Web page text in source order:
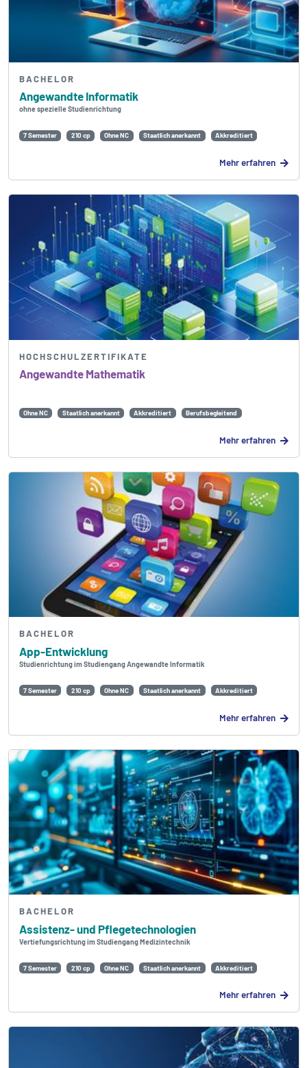
Angewandte Informatik
ohne spezielle Studienrichtung
BACHELOR
7 Semester 210 cp Ohne NC Staatlich anerkannt Akkreditiert
Mehr erfahren
Angewandte Mathematik
HOCHSCHULZERTIFIKATE
Ohne NC Staatlich anerkannt Akkreditiert Berufsbegleitend
Mehr erfahren
App-Entwicklung
Studienrichtung im Studiengang Angewandte Informatik
BACHELOR
7 Semester 210 cp Ohne NC Staatlich anerkannt Akkreditiert
Mehr erfahren
Assistenz- und Pflegetechnologien
Vertiefungsrichtung im Studiengang Medizintechnik
BACHELOR
7 Semester 210 cp Ohne NC Staatlich anerkannt Akkreditiert
Mehr erfahren